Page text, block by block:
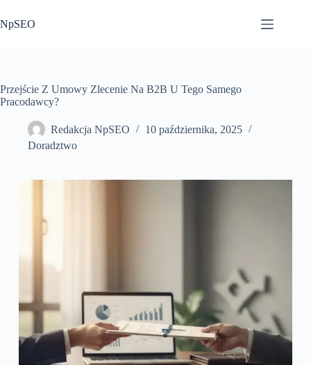
do
treści
NpSEO
Przejście Z Umowy Zlecenie Na B2B U Tego Samego
Pracodawcy?
Redakcja NpSEO
10 października, 2025
Doradztwo